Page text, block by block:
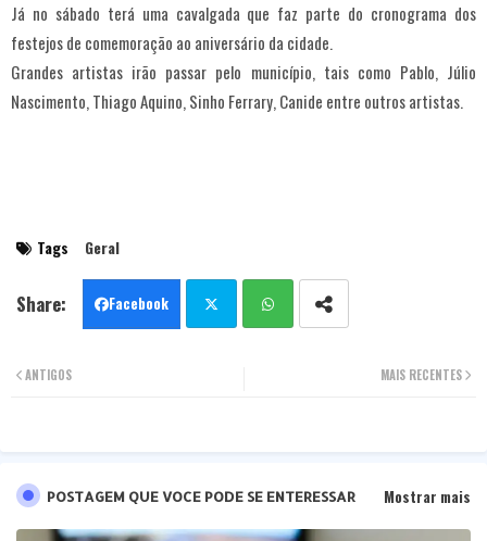
Já no sábado terá uma cavalgada que faz parte do cronograma dos
festejos de comemoração ao aniversário da cidade.
Grandes artistas irão passar pelo município, tais como Pablo, Júlio
Nascimento, Thiago Aquino, Sinho Ferrary, Canide entre outros artistas.
Tags Geral
Facebook
MAIS RECENTES
ANTIGOS
POSTAGEM QUE VOCE PODE SE ENTERESSAR Mostrar mais